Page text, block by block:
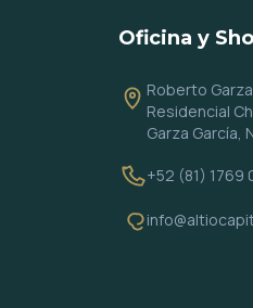
Oficina y
Roberto
Residencial
Garza García,
+52 (81) 1769